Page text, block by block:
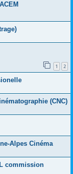
1 2
(CNC)
Alpes Cinéma
commission